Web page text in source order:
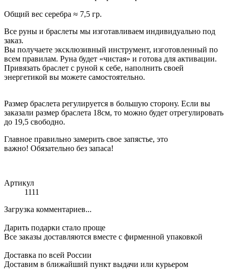
Общий вес серебра ≈ 7,5 гр.
Все руны и браслеты мы изготавливаем индивидуально под
заказ.
Вы получаете эксклюзивный инструмент, изготовленный по
всем правилам. Руна будет «чистая» и готова для активации.
Привязать браслет с руной к себе, наполнить своей
энергетикой вы можете самостоятельно.
Размер браслета регулируется в большую сторону. Если вы
заказали размер браслета 18см, то можно будет отрегулировать
до 19,5 свободно.
Главное правильно замерить свое запястье, это
важно! Обязательно без запаса!
Артикул
1111
Загрузка комментариев...
Дарить подарки стало проще
Все заказы доставляются вместе c фирменной упаковкой
Доставка по всей России
Доставим в ближайший пункт выдачи или курьером